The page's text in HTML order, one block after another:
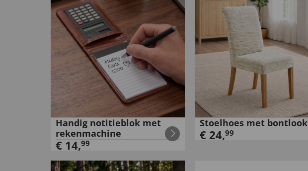
Handig notitieblok met
rekenmachine
€ 14,99
Stoelhoes met bontlook
€ 24,99